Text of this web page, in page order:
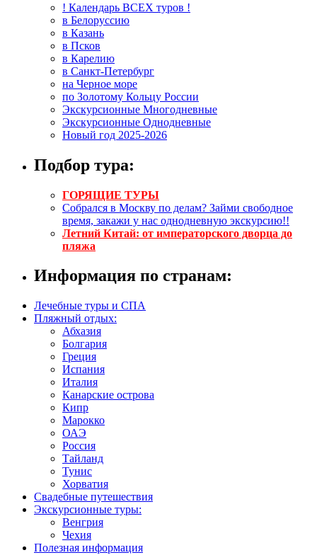
! Календарь ВСЕХ туров !
в Белоруссию
в Казань
в Псков
в Карелию
в Санкт-Петербург
на Черное море
по Золотому Кольцу России
Экскурсионные Многодневные
Экскурсионные Однодневные
Новый год 2025-2026
Подбор тура:
ГОРЯЩИЕ ТУРЫ
Собрался в Москву по делам? Займи свободное
время, закажи у нас однодневную экскурсию!!
Летний Китай: от императорского дворца до
пляжа
Информация по странам:
Лечебные туры и СПА
Пляжный отдых:
Абхазия
Болгария
Греция
Испания
Италия
Канарские острова
Кипр
Марокко
ОАЭ
Россия
Тайланд
Тунис
Хорватия
Свадебные путешествия
Экскурсионные туры:
Венгрия
Чехия
Полезная информация